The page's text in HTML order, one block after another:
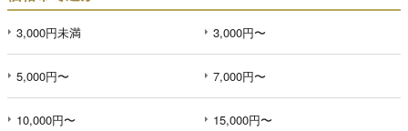
3,000円未満 3,000円〜
5,000円〜 7,000円〜
10,000円〜 15,000円〜